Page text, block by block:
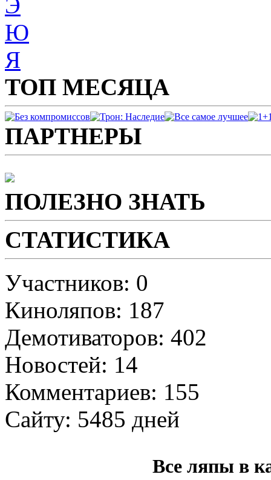
Ю
Я
ТОП МЕСЯЦА
ПАРТНЕРЫ
ПОЛЕЗНО ЗНАТЬ
СТАТИСТИКА
Участников: 0
Киноляпов: 187
Демотиваторов: 402
Новостей: 14
Комментариев: 155
Сайту: 5485 дней
Все ляпы в